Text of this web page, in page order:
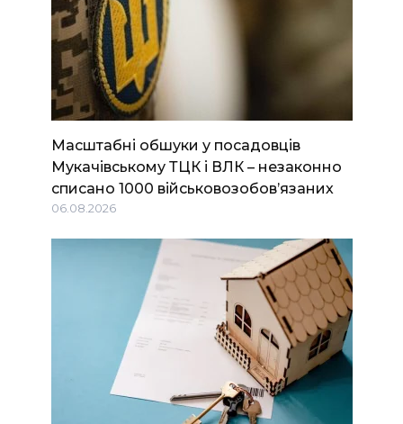
Масштабні обшуки у посадовців
Мукачівському ТЦК і ВЛК – незаконно
списано 1000 військовозобов’язаних
06.08.2026